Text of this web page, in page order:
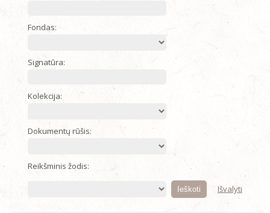
Fondas:
Signatūra:
Kolekcija:
Dokumentų rūšis:
Reikšminis žodis:
Išvalyti